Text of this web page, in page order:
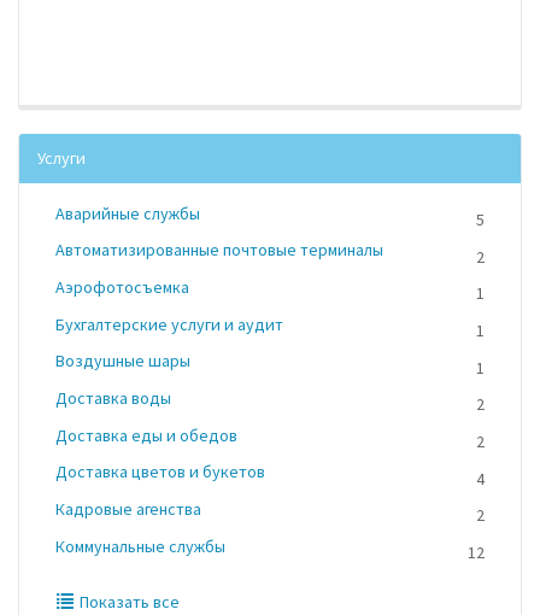
Услуги
Аварийные службы
5
Автоматизированные почтовые терминалы
2
Аэрофотосъемка
1
Бухгалтерские услуги и аудит
1
Воздушные шары
1
Доставка воды
2
Доставка еды и обедов
2
Доставка цветов и букетов
4
Кадровые агенства
2
Коммунальные службы
12
Показать все